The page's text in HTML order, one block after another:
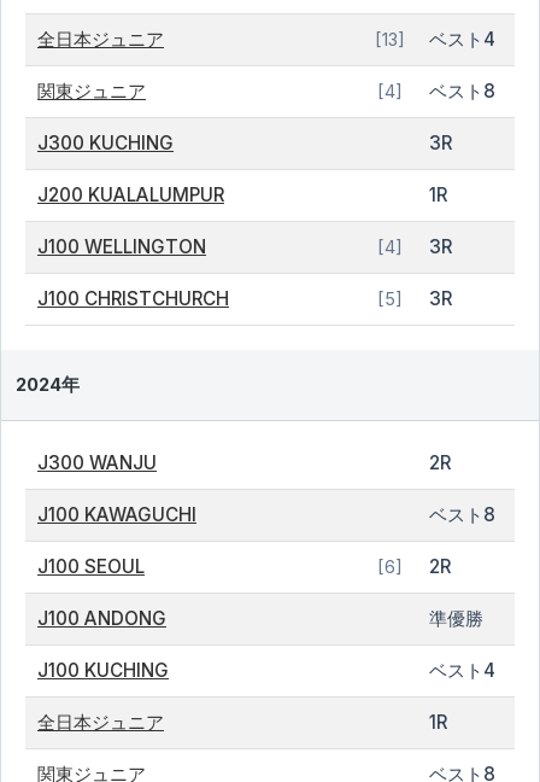
全日本ジュニア [13] ベスト4
関東ジュニア [4] ベスト8
J300 KUCHING 3R
J200 KUALALUMPUR 1R
J100 WELLINGTON [4] 3R
J100 CHRISTCHURCH [5] 3R
2024年
J300 WANJU 2R
J100 KAWAGUCHI ベスト8
J100 SEOUL [6] 2R
J100 ANDONG 準優勝
J100 KUCHING ベスト4
全日本ジュニア 1R
関東ジュニア ベスト8